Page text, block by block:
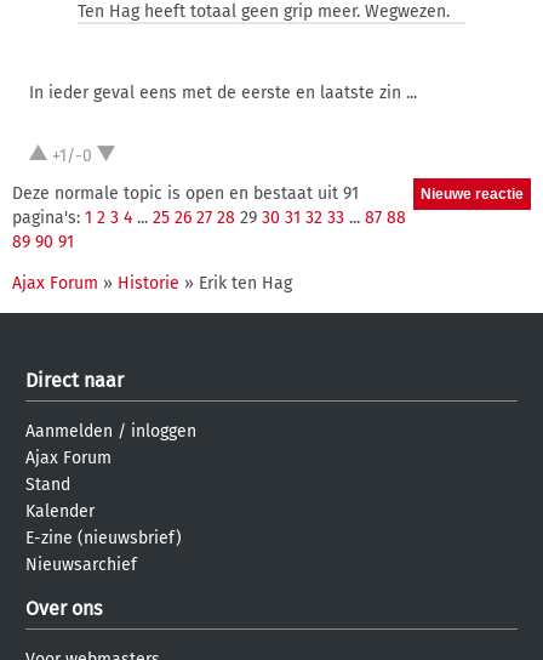
Ten Hag heeft totaal geen grip meer. Wegwezen.
In ieder geval eens met de eerste en laatste zin ...
+1/-0
Deze normale topic is open en bestaat uit 91
pagina's: 1 2 3 4 ... 25 26 27 28 29 30 31 32 33 ... 87 88
89 90 91
Ajax Forum » Historie » Erik ten Hag
Direct naar
Aanmelden / inloggen
Ajax Forum
Stand
Kalender
E-zine (nieuwsbrief)
Nieuwsarchief
Over ons